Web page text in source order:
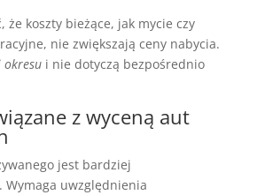
że koszty bieżące, jak mycie czy
nie zwiększają ceny nabycia.
okresui nie dotyczą bezpośrednio
z wyceną aut
jest bardziej
Wymaga uwzględnienia